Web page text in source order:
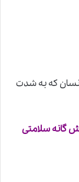
که به شدت
گانه سلامتی